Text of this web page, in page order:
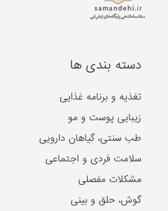
دسته بندی ها
تغذیه و برنامه غذایی
زیبایی پوست و مو
طب سنتی، گیاهان دارویی
سلامت فردی و اجتماعی
مشکلات مفصلی
گوش، حلق و بینی